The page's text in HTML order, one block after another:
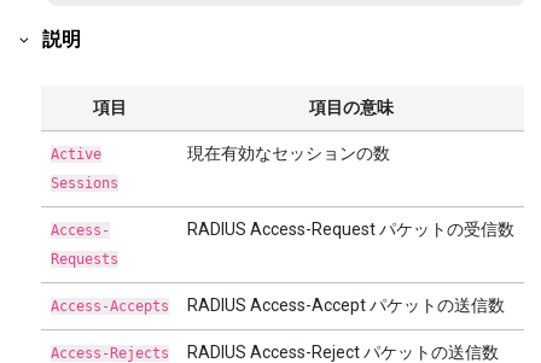
説明
項目 項目の意味
Active
Sessions
現在有効なセッションの数
Access-
Requests
RADIUS Access-Request パケットの受信数
Access-Accepts RADIUS Access-Accept パケットの送信数
Access-Rejects RADIUS Access-Reject パケットの送信数